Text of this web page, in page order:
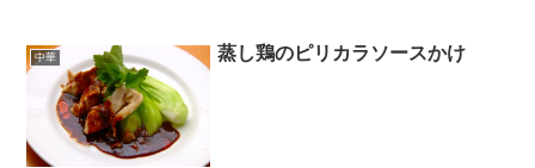
中華 蒸し鶏のピリカラソースかけ